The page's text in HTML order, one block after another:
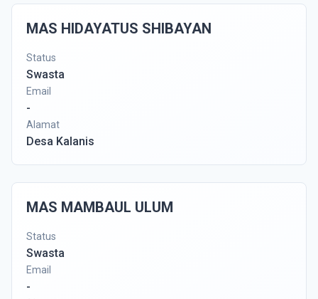
MAS HIDAYATUS SHIBAYAN
Status
Swasta
Email
-
Alamat
Desa Kalanis
MAS MAMBAUL ULUM
Status
Swasta
Email
-